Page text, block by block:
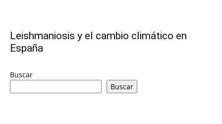
Leishmaniosis y el cambio climático en
España
Buscar
Buscar